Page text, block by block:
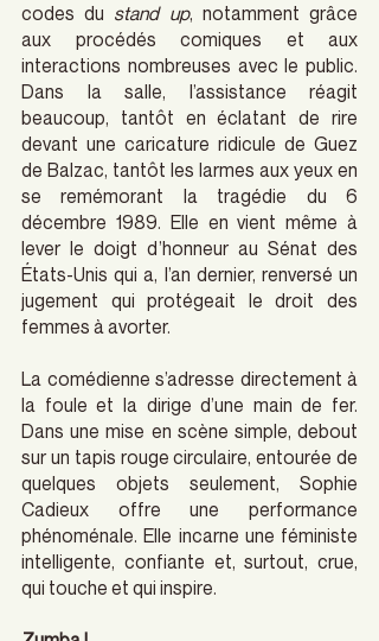
codes du stand up, notamment grâce
aux procédés comiques et aux
interactions nombreuses avec le public.
Dans la salle, l’assistance réagit
beaucoup, tantôt en éclatant de rire
devant une caricature ridicule de Guez
de Balzac, tantôt les larmes aux yeux en
se remémorant la tragédie du 6
décembre 1989. Elle en vient même à
lever le doigt d’honneur au Sénat des
États-Unis qui a, l’an dernier, renversé un
jugement qui protégeait le droit des
femmes à avorter.
La comédienne s’adresse directement à
la foule et la dirige d’une main de fer.
Dans une mise en scène simple, debout
sur un tapis rouge circulaire, entourée de
quelques objets seulement, Sophie
Cadieux offre une performance
phénoménale. Elle incarne une féministe
intelligente, confiante et, surtout, crue,
qui touche et qui inspire.